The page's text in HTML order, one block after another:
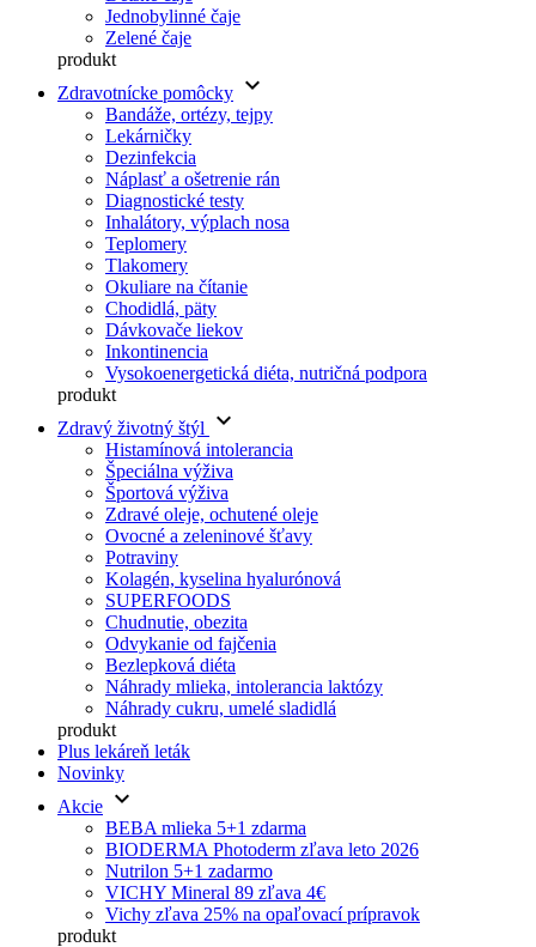
Jednobylinné čaje
Zelené čaje
produkt
Zdravotnícke pomôcky keyboard_arrow_down
Bandáže, ortézy, tejpy
Lekárničky
Dezinfekcia
Náplasť a ošetrenie rán
Diagnostické testy
Inhalátory, výplach nosa
Teplomery
Tlakomery
Okuliare na čítanie
Chodidlá, päty
Dávkovače liekov
Inkontinencia
Vysokoenergetická diéta, nutričná podpora
produkt
Zdravý životný štýl
keyboard_arrow_down
Histamínová intolerancia
Špeciálna výživa
Športová výživa
Zdravé oleje, ochutené oleje
Ovocné a zeleninové šťavy
Potraviny
Kolagén, kyselina hyalurónová
SUPERFOODS
Chudnutie, obezita
Odvykanie od fajčenia
Bezlepková diéta
Náhrady mlieka, intolerancia laktózy
Náhrady cukru, umelé sladidlá
produkt
Plus lekáreň leták
Novinky
Akcie keyboard_arrow_down
BEBA mlieka 5+1 zdarma
BIODERMA Photoderm zľava leto 2026
Nutrilon 5+1 zadarmo
VICHY Mineral 89 zľava 4€
Vichy zľava 25% na opaľovací prípravok
produkt